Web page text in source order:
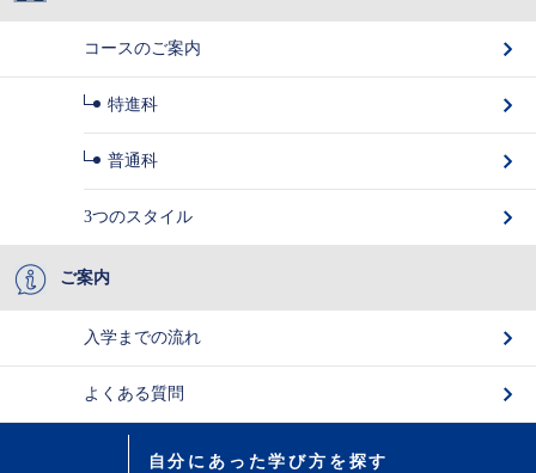
コースのご案内
特進科
普通科
3つのスタイル
ご案内
入学までの流れ
よくある質問
自分にあった学び方を探す